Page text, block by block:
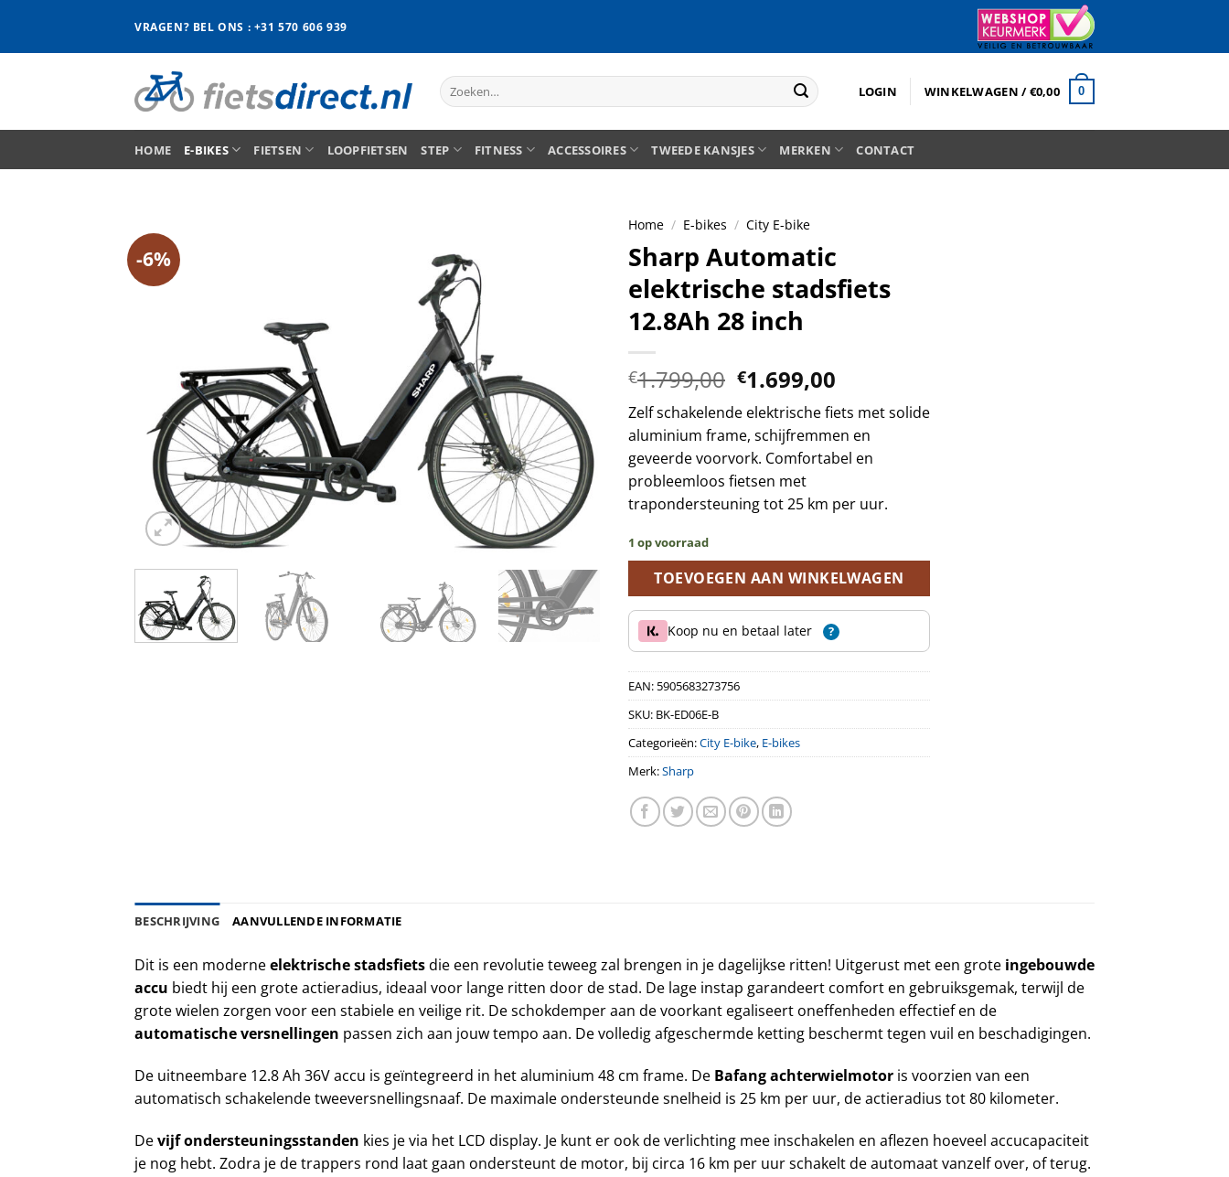
inhoud
VRAGEN? BEL ONS : +31 570 606 939
Zoeken
naar:
LOGIN WINKELWAGEN /€0,00 0
HOME E-BIKES FIETSEN LOOPFIETSEN STEP FITNESS ACCESSOIRES TWEEDE KANSJES MERKEN CONTACT
-6%
Home / E-bikes / City E-bike
Sharp Automatic
elektrische stadsfiets
12.8Ah 28 inch
€1.799,00 Oorspronkelijke
prijs
was:
€1.799,00.
€1.699,00
prijs
is:
€1.699,00.
Zelf schakelende elektrische fiets met solide
aluminium frame, schijfremmen en
geveerde voorvork. Comfortabel en
probleemloos fietsen met
trapondersteuning tot 25 km per uur.
1 op voorraad
TOEVOEGEN AAN WINKELWAGEN
Koop nu en betaal later ?
EAN: 5905683273756
SKU: BK-ED06E-B
Categorieën:City E-bike, E-bikes
Merk:Sharp
BESCHRIJVING AANVULLENDE INFORMATIE
Dit is een moderneelektrische stadsfietsdie een revolutie teweeg zal brengen in je dagelijkse ritten! Uitgerust met een grote ingebouwde
accu biedt hij een grote actieradius, ideaal voor lange ritten door de stad. De lage instap garandeert comfort en gebruiksgemak, terwijl de
grote wielen zorgen voor een stabiele en veilige rit. De schokdemper aan de voorkant egaliseert oneffenheden effectief en de
automatische versnellingen passen zich aan jouw tempo aan. De volledig afgeschermde ketting beschermt tegen vuil en beschadigingen.
De uitneembare 12.8 Ah 36V accu is geïntegreerd in het aluminium 48 cm frame. De Bafang achterwielmotor is voorzien van een
automatisch schakelende tweeversnellingsnaaf. De maximale ondersteunde snelheid is 25 km per uur, de actieradius tot 80 kilometer.
Devijf ondersteuningsstanden kies je via het LCD display. Je kunt er ook de verlichting mee inschakelen en aflezen hoeveel accucapaciteit
je nog hebt. Zodra je de trappers rond laat gaan ondersteunt de motor, bij circa 16 km per uur schakelt de automaat vanzelf over, of terug.